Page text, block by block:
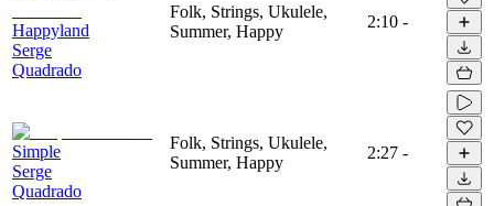
Happyland
Serge
Quadrado
Folk, Strings, Ukulele,
Summer, Happy
2:10 -
Simple
Serge
Quadrado
Folk, Strings, Ukulele,
Summer, Happy
2:27 -